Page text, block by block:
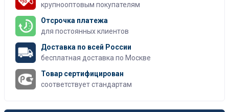
крупнооптовым покупателям
Отсрочка платежа
для постоянных клиентов
Доставка по всей России
бесплатная доставка по Москве
Товар сертифицирован
соответствует стандартам